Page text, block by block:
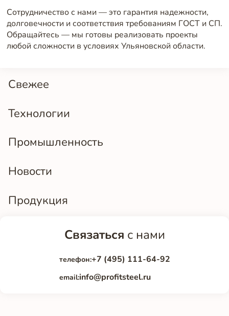
Свежее
Технологии
Промышленность
Новости
Продукция
Сотрудничество с нами — это гарантия надежности,
долговечности и соответствия требованиям ГОСТ и СП.
Обращайтесь — мы готовы реализовать проекты
любой сложности в условиях Ульяновской области.
Связаться с нами
телефон:+7 (495) 111-64-92
email:info@profitsteel.ru